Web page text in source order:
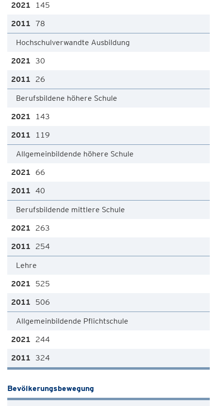
145
78
Hochschulverwandte Ausbildung
30
26
Berufsbildene höhere Schule
143
119
Allgemeinbildende höhere Schule
66
40
Berufsbildende mittlere Schule
263
254
Lehre
525
506
Allgemeinbildende Pflichtschule
244
324
Bevölkerungsbewegung